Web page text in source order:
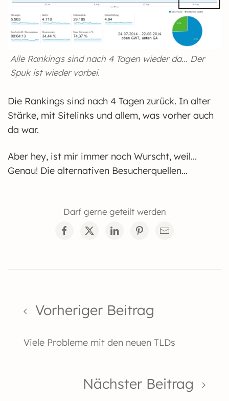
Alle Rankings sind nach 4 Tagen wieder da... Der
Spuk ist wieder vorbei.
Die Rankings sind nach 4 Tagen zurück. In alter
Stärke, mit Sitelinks und allem, was vorher auch
da war.
Aber hey, ist mir immer noch Wurscht, weil...
Genau! Die alternativen Besucherquellen...
Darf gerne geteilt werden
Vorheriger Beitrag
Viele Probleme mit den neuen TLDs
Nächster Beitrag